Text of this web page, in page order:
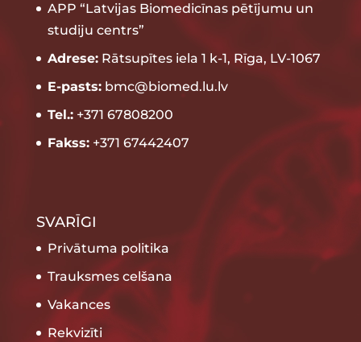
APP “Latvijas Biomedicīnas pētījumu un
studiju centrs”
Adrese:Rātsupītes iela 1 k-1, Rīga, LV-1067
E-pasts:bmc@biomed.lu.lv
Tel.:+371 67808200
Fakss:+371 67442407
SVARĪGI
Privātuma politika
Trauksmes celšana
Vakances
Rekvizīti